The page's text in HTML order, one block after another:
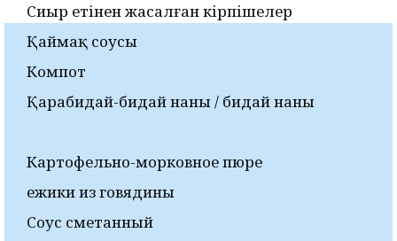
Сиыр етінен жасалған кірпішелер
Қаймақ соусы
Компот
Қарабидай-бидай наны / бидай наны
Картофельно-морковное пюре
ежики из говядины
Соус сметанный